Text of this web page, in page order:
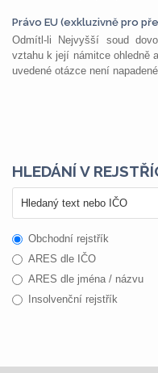
Právo EU (exkluzivně pro
Odmítl-li Nejvyšší soud
vztahu k její námitce ohledně
uvedené otázce není
HLEDÁNÍ V
Obchodní rejstřík
ARES dle IČO
ARES dle jména / názvu
Insolvenční rejstřík